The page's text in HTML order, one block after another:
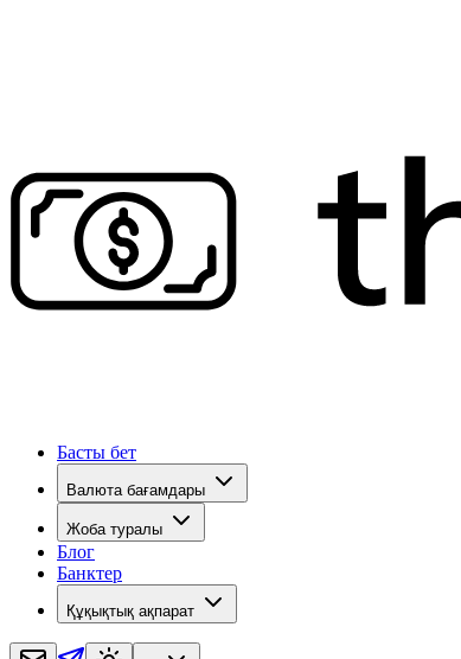
Басты бет
Валюта бағамдары
Жоба туралы
Блог
Банктер
Құқықтық ақпарат